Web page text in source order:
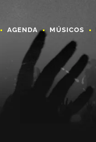
AGENDA MÚSICOS